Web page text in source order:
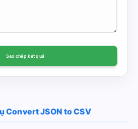
Sao chép kết quả
Convert JSON to CSV